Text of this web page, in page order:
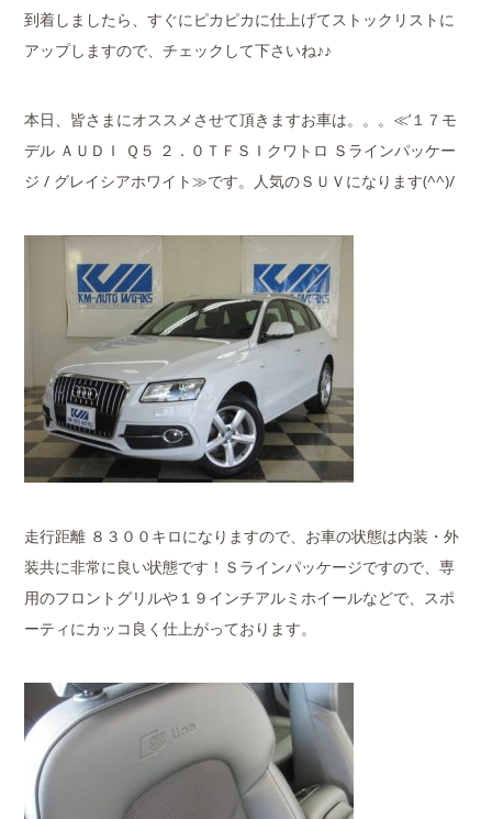
到着しましたら、すぐにピカピカに仕上げてストックリストに
アップしますので、チェックして下さいね♪♪
本日、皆さまにオススメさせて頂きますお車は。。。≪’１７モ
デル ＡＵＤＩ Ｑ５ ２．０ＴＦＳＩクワトロ Ｓラインパッケー
ジ / グレイシアホワイト≫です。人気のＳＵＶになります(^^)/
走行距離 ８３００キロになりますので、お車の状態は内装・外
装共に非常に良い状態です！Ｓラインパッケージですので、専
用のフロントグリルや１９インチアルミホイールなどで、スポ
ーティにカッコ良く仕上がっております。